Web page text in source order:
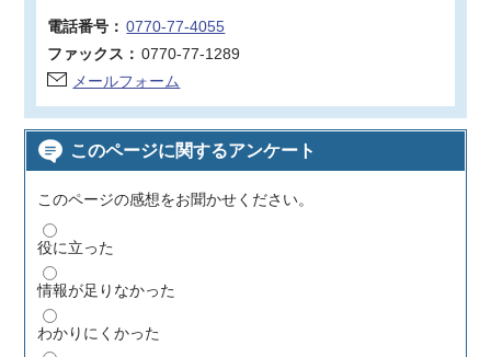
電話番号： 0770-77-4055
ファックス： 0770-77-1289
メールフォーム
このページに関するアンケート
このページの感想をお聞かせください。
役に立った
情報が足りなかった
わかりにくかった